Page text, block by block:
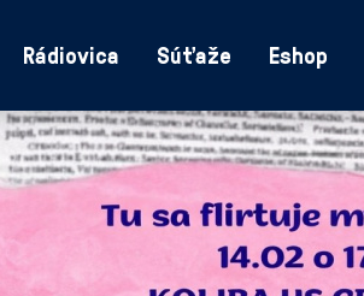
Rádiovica Súťaže Eshop